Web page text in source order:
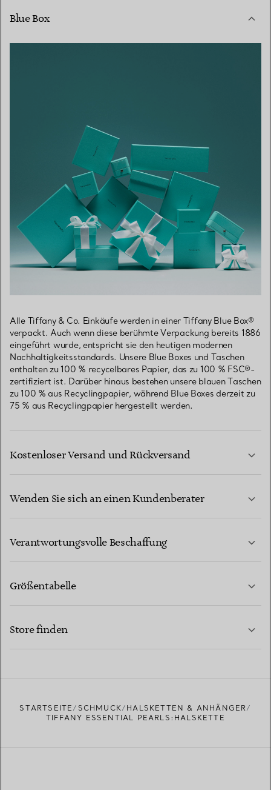
Blue Box
Alle Tiffany & Co. Einkäufe werden in einer Tiffany Blue Box®
verpackt. Auch wenn diese berühmte Verpackung bereits 1886
eingeführt wurde, entspricht sie den heutigen modernen
Nachhaltigkeitsstandards. Unsere Blue Boxes und Taschen
enthalten zu 100 % recycelbares Papier, das zu 100 % FSC®-
zertifiziert ist. Darüber hinaus bestehen unsere blauen Taschen
zu 100 % aus Recyclingpapier, während Blue Boxes derzeit zu
75 % aus Recyclingpapier hergestellt werden.
Kostenloser Versand und Rückversand
Wenden Sie sich an einen Kundenberater
Verantwortungsvolle Beschaffung
Größentabelle
Store finden
STARTSEITE SCHMUCK
HALSKETTEN & ANHÄNGER
TIFFANY ESSENTIAL PEARLS:HALSKETTE